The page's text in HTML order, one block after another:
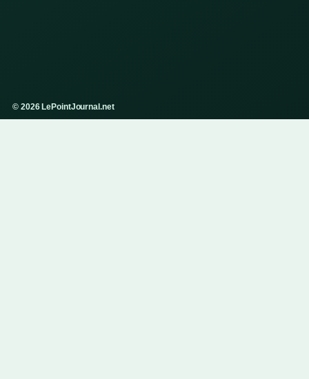
© 2026 LePointJournal.net